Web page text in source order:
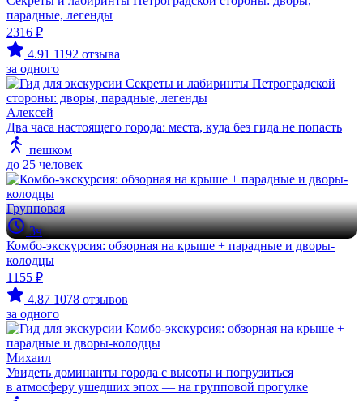
парадные, легенды
2316 ₽
4.91 1192 отзыва
за одного
Алексей
Два часа настоящего города: места, куда без гида не попасть
пешком
до 25 человек
Групповая
3ч
Комбо-экскурсия: обзорная на крыше + парадные и дворы-
колодцы
1155 ₽
4.87 1078 отзывов
за одного
Михаил
Увидеть доминанты города с высоты и погрузиться
в атмосферу ушедших эпох — на групповой прогулке